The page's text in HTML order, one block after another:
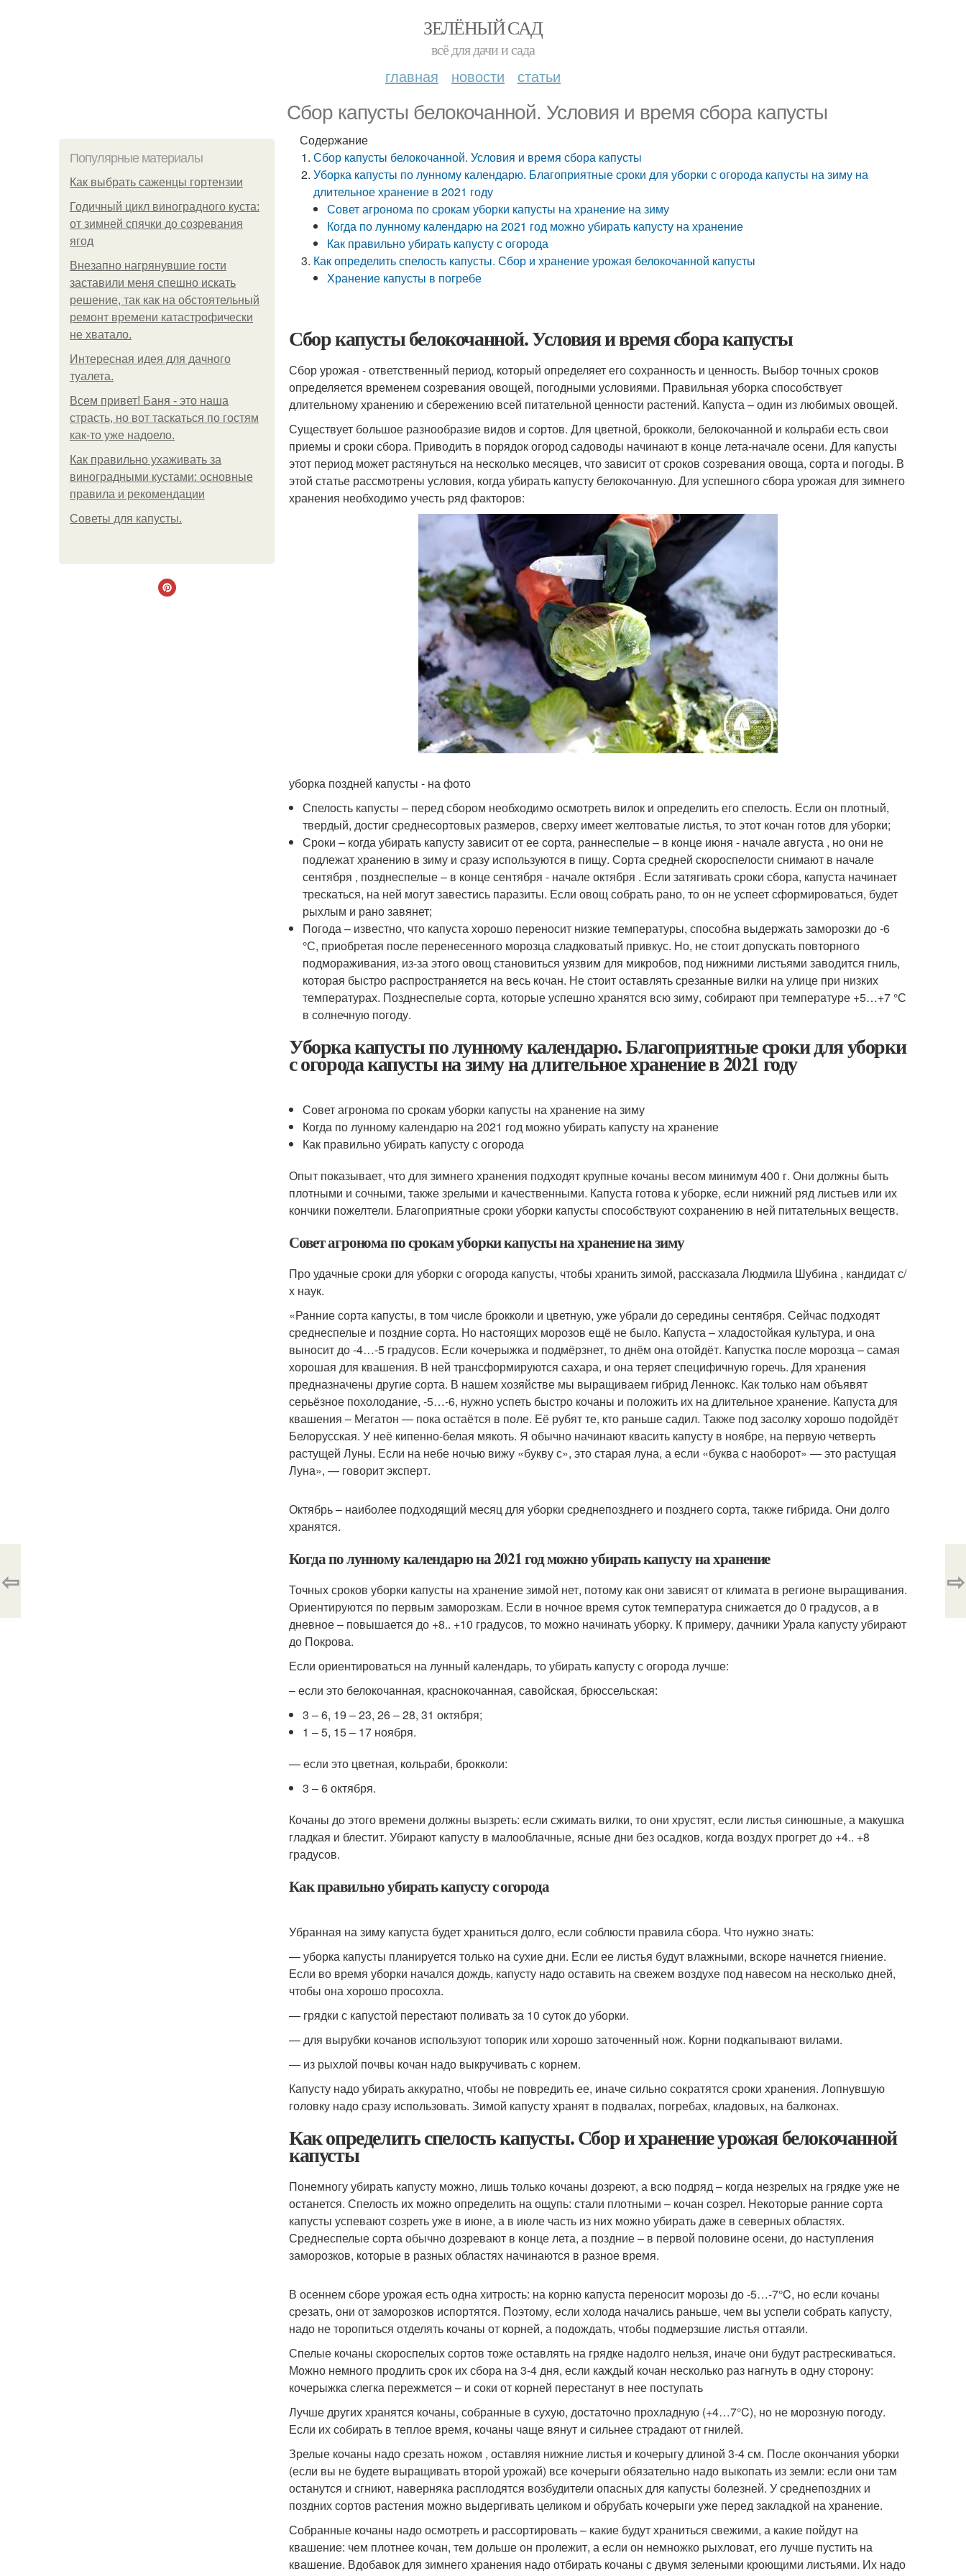
ЗЕЛЁНЫЙ САД
всё для дачи и сада
главная новости статьи
Сбор капусты белокочанной. Условия и время сбора капусты
Популярные материалы
Как выбрать саженцы гортензии
Годичный цикл виноградного куста:
от зимней спячки до созревания
ягод
Внезапно нагрянувшие гости
заставили меня спешно искать
решение, так как на обстоятельный
ремонт времени катастрофически
не хватало.
Интересная идея для дачного
туалета.
Всем привет! Баня - это наша
страсть, но вот таскаться по гостям
как-то уже надоело.
Как правильно ухаживать за
виноградными кустами: основные
правила и рекомендации
Советы для капусты.
Содержание
Сбор капусты белокочанной. Условия и время сбора капусты
Уборка капусты по лунному календарю. Благоприятные сроки для уборки с огорода капусты на зиму на
длительное хранение в 2021 году
Совет агронома по срокам уборки капусты на хранение на зиму
Когда по лунному календарю на 2021 год можно убирать капусту на хранение
Как правильно убирать капусту с огорода
Как определить спелость капусты. Сбор и хранение урожая белокочанной капусты
Хранение капусты в погребе
Сбор капусты белокочанной. Условия и время сбора капусты
Сбор урожая - ответственный период, который определяет его сохранность и ценность. Выбор точных сроков
определяется временем созревания овощей, погодными условиями. Правильная уборка способствует
длительному хранению и сбережению всей питательной ценности растений. Капуста – один из любимых овощей.
Существует большое разнообразие видов и сортов. Для цветной, брокколи, белокочанной и кольраби есть свои
приемы и сроки сбора. Приводить в порядок огород садоводы начинают в конце лета-начале осени. Для капусты
этот период может растянуться на несколько месяцев, что зависит от сроков созревания овоща, сорта и погоды. В
этой статье рассмотрены условия, когда убирать капусту белокочанную. Для успешного сбора урожая для зимнего
хранения необходимо учесть ряд факторов:
уборка поздней капусты - на фото
Спелость капусты – перед сбором необходимо осмотреть вилок и определить его спелость. Если он плотный,
твердый, достиг среднесортовых размеров, сверху имеет желтоватые листья, то этот кочан готов для уборки;
Сроки – когда убирать капусту зависит от ее сорта, раннеспелые – в конце июня - начале августа , но они не
подлежат хранению в зиму и сразу используются в пищу. Сорта средней скороспелости снимают в начале
сентября , позднеспелые – в конце сентября - начале октября . Если затягивать сроки сбора, капуста начинает
трескаться, на ней могут завестись паразиты. Если овощ собрать рано, то он не успеет сформироваться, будет
рыхлым и рано завянет;
Погода – известно, что капуста хорошо переносит низкие температуры, способна выдержать заморозки до -6
°С, приобретая после перенесенного морозца сладковатый привкус. Но, не стоит допускать повторного
подмораживания, из-за этого овощ становиться уязвим для микробов, под нижними листьями заводится гниль,
которая быстро распространяется на весь кочан. Не стоит оставлять срезанные вилки на улице при низких
температурах. Позднеспелые сорта, которые успешно хранятся всю зиму, собирают при температуре +5…+7 °С
в солнечную погоду.
Уборка капусты по лунному календарю. Благоприятные сроки для уборки
с огорода капусты на зиму на длительное хранение в 2021 году
Совет агронома по срокам уборки капусты на хранение на зиму
Когда по лунному календарю на 2021 год можно убирать капусту на хранение
Как правильно убирать капусту с огорода
Опыт показывает, что для зимнего хранения подходят крупные кочаны весом минимум 400 г. Они должны быть
плотными и сочными, также зрелыми и качественными. Капуста готова к уборке, если нижний ряд листьев или их
кончики пожелтели. Благоприятные сроки уборки капусты способствуют сохранению в ней питательных веществ.
Совет агронома по срокам уборки капусты на хранение на зиму
Про удачные сроки для уборки с огорода капусты, чтобы хранить зимой, рассказала Людмила Шубина , кандидат с/
х наук.
«Ранние сорта капусты, в том числе брокколи и цветную, уже убрали до середины сентября. Сейчас подходят
среднеспелые и поздние сорта. Но настоящих морозов ещё не было. Капуста – хладостойкая культура, и она
выносит до -4…-5 градусов. Если кочерыжка и подмёрзнет, то днём она отойдёт. Капустка после морозца – самая
хорошая для квашения. В ней трансформируются сахара, и она теряет специфичную горечь. Для хранения
предназначены другие сорта. В нашем хозяйстве мы выращиваем гибрид Леннокс. Как только нам объявят
серьёзное похолодание, -5…-6, нужно успеть быстро кочаны и положить их на длительное хранение. Капуста для
квашения – Мегатон — пока остаётся в поле. Её рубят те, кто раньше садил. Также под засолку хорошо подойдёт
Белорусская. У неё кипенно-белая мякоть. Я обычно начинают квасить капусту в ноябре, на первую четверть
растущей Луны. Если на небе ночью вижу «букву с», это старая луна, а если «буква с наоборот» — это растущая
Луна», — говорит эксперт.
Октябрь – наиболее подходящий месяц для уборки среднепозднего и позднего сорта, также гибрида. Они долго
хранятся.
Когда по лунному календарю на 2021 год можно убирать капусту на хранение
Точных сроков уборки капусты на хранение зимой нет, потому как они зависят от климата в регионе выращивания.
Ориентируются по первым заморозкам. Если в ночное время суток температура снижается до 0 градусов, а в
дневное – повышается до +8.. +10 градусов, то можно начинать уборку. К примеру, дачники Урала капусту убирают
до Покрова.
Если ориентироваться на лунный календарь, то убирать капусту с огорода лучше:
– если это белокочанная, краснокочанная, савойская, брюссельская:
3 – 6, 19 – 23, 26 – 28, 31 октября;
1 – 5, 15 – 17 ноября.
— если это цветная, кольраби, брокколи:
3 – 6 октября.
Кочаны до этого времени должны вызреть: если сжимать вилки, то они хрустят, если листья синюшные, а макушка
гладкая и блестит. Убирают капусту в малооблачные, ясные дни без осадков, когда воздух прогрет до +4.. +8
градусов.
Как правильно убирать капусту с огорода
Убранная на зиму капуста будет храниться долго, если соблюсти правила сбора. Что нужно знать:
— уборка капусты планируется только на сухие дни. Если ее листья будут влажными, вскоре начнется гниение.
Если во время уборки начался дождь, капусту надо оставить на свежем воздухе под навесом на несколько дней,
чтобы она хорошо просохла.
— грядки с капустой перестают поливать за 10 суток до уборки.
— для вырубки кочанов используют топорик или хорошо заточенный нож. Корни подкапывают вилами.
— из рыхлой почвы кочан надо выкручивать с корнем.
Капусту надо убирать аккуратно, чтобы не повредить ее, иначе сильно сократятся сроки хранения. Лопнувшую
головку надо сразу использовать. Зимой капусту хранят в подвалах, погребах, кладовых, на балконах.
Как определить спелость капусты. Сбор и хранение урожая белокочанной
капусты
Понемногу убирать капусту можно, лишь только кочаны дозреют, а всю подряд – когда незрелых на грядке уже не
останется. Спелость их можно определить на ощупь: стали плотными – кочан созрел. Некоторые ранние сорта
капусты успевают созреть уже в июне, а в июле часть из них можно убирать даже в северных областях.
Среднеспелые сорта обычно дозревают в конце лета, а поздние – в первой половине осени, до наступления
заморозков, которые в разных областях начинаются в разное время.
В осеннем сборе урожая есть одна хитрость: на корню капуста переносит морозы до -5…-7°C, но если кочаны
срезать, они от заморозков испортятся. Поэтому, если холода начались раньше, чем вы успели собрать капусту,
надо не торопиться отделять кочаны от корней, а подождать, чтобы подмерзшие листья оттаяли.
Спелые кочаны скороспелых сортов тоже оставлять на грядке надолго нельзя, иначе они будут растрескиваться.
Можно немного продлить срок их сбора на 3-4 дня, если каждый кочан несколько раз нагнуть в одну сторону:
кочерыжка слегка пережмется – и соки от корней перестанут в нее поступать
Лучше других хранятся кочаны, собранные в сухую, достаточно прохладную (+4…7°C), но не морозную погоду.
Если их собирать в теплое время, кочаны чаще вянут и сильнее страдают от гнилей.
Зрелые кочаны надо срезать ножом , оставляя нижние листья и кочерыгу длиной 3-4 см. После окончания уборки
(если вы не будете выращивать второй урожай) все кочерыги обязательно надо выкопать из земли: если они там
останутся и сгниют, наверняка расплодятся возбудители опасных для капусты болезней. У среднепоздних и
поздних сортов растения можно выдергивать целиком и обрубать кочерыги уже перед закладкой на хранение.
Собранные кочаны надо осмотреть и рассортировать – какие будут храниться свежими, а какие пойдут на
квашение: чем плотнее кочан, тем дольше он пролежит, а если он немножко рыхловат, его лучше пустить на
квашение. Вдобавок для зимнего хранения надо отбирать кочаны с двумя зелеными кроющими листьями. Их надо
⇦ ⇨